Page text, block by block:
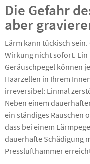
Die Gefahr
aber
Lärm kann tückisch
Wirkung nicht sofort.
Geräuschpegel können
Haarzellen in Ihrem
irreversibel: Einmal
Neben einem
ein ständiges Rauschen
dass bei einem
dauerhafte Schädigung
Presslufthammer